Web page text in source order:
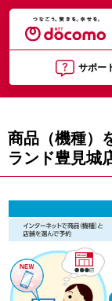
サポー
商品（機種）
ランド豊見城